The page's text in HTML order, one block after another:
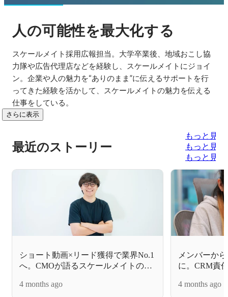
人の可能性を最大化する
スケールメイト採用広報担当。大学卒業後、地域おこし協
力隊や広告代理店などを経験し、スケールメイトにジョイ
ン。企業や人の魅力を“ありのまま”に伝えるサポートを行
ってきた経験を活かして、スケールメイトの魅力を伝える
仕事をしている。
さらに表示
最近のストーリー
もっと見る
もっと見る
もっと見る
ショート動画×リード獲得で業界No.1
へ。CMOが語るスケールメイトのこ
4 months ago
メンバーか
に。CRM責
4 months ago